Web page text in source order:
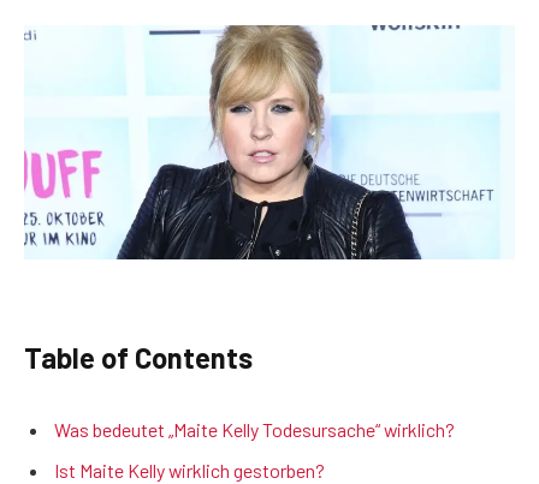
Table of Contents
Was bedeutet „Maite Kelly Todesursache“ wirklich?
Ist Maite Kelly wirklich gestorben?